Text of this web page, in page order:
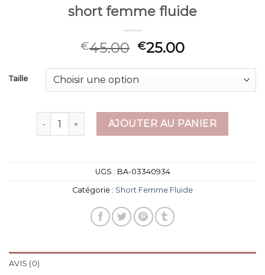
short femme fluide
€45.00 €25.00
Taille
quantité de short femme fluide
AJOUTER AU PANIER
UGS : BA-03340934
Catégorie : Short Femme Fluide
AVIS (0)